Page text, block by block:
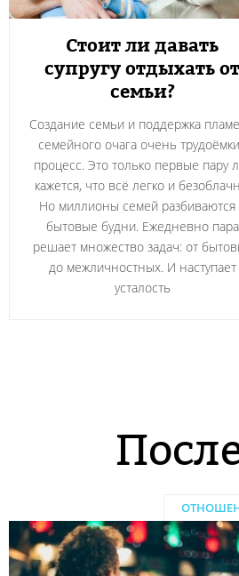
Стоит ли давать
супругу отдыхать от
семьи?
Создание семьи и поддержка
семейного очага очень
процесс. Это только первые пару
кажется, что всё легко и
Но миллионы семей разбиваются
бытовые будни. Ежедневно пара
решает множество задач: от
до межличностных. И наступает
усталость